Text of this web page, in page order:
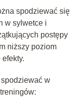
spodziewać się
w sylwetce i
postępy
niższy poziom
spodziewać w